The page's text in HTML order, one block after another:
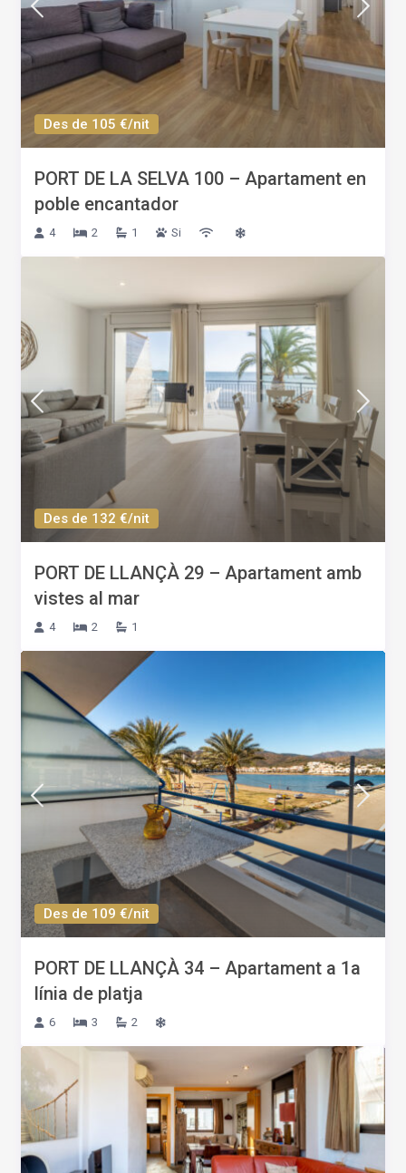
Des de 105 €/nit
PORT DE LA SELVA 100 – Apartament en
poble encantador
4 2 1 Si
Des de 132 €/nit
PORT DE LLANÇÀ 29 – Apartament amb
vistes al mar
4 2 1
Des de 109 €/nit
PORT DE LLANÇÀ 34 – Apartament a 1a
línia de platja
6 3 2